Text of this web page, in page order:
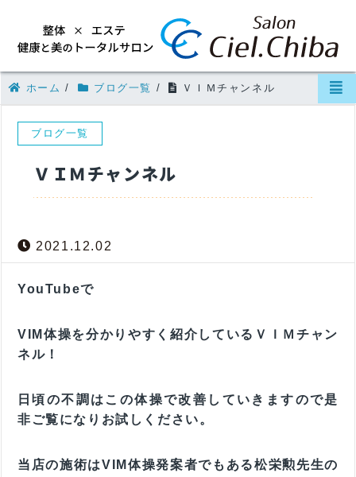
ホーム / ブログ一覧 / ＶＩＭチャンネル
ブログ一覧
ＶＩＭチャンネル
2021.12.02
YouTubeで
VIM体操を分かりやすく紹介しているＶＩＭチャン
ネル！
日頃の不調はこの体操で改善していきますので是
非ご覧になりお試しください。
当店の施術はVIM体操発案者でもある松栄勲先生の